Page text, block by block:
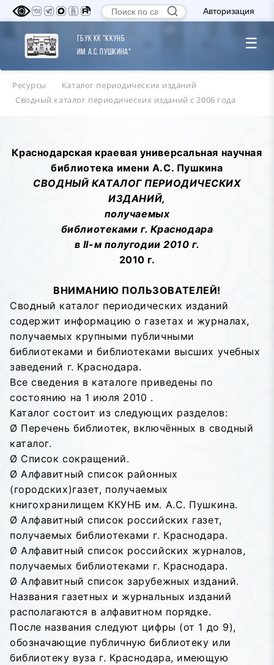
Авторизация
ГБУК КК "ККУНБ
им. А.С. Пушкина"
☰
Ресурсы
Каталог периодических изданий
Сводный каталог периодических изданий с 2006 года
Краснодарская краевая универсальная научная
библиотека имени А.С. Пушкина
СВОДНЫЙ КАТАЛОГ ПЕРИОДИЧЕСКИХ
ИЗДАНИЙ,
получаемых
библиотеками г. Краснодара
в II-м полугодии 2010 г.
2010 г.
ВНИМАНИЮ ПОЛЬЗОВАТЕЛЕЙ!
Сводный каталог периодических изданий
содержит информацию о газетах и журналах,
получаемых крупными публичными
библиотеками и библиотеками высших учебных
заведений г. Краснодара.
Все сведения в каталоге приведены по
состоянию на 1 июля 2010 .
Каталог состоит из следующих разделов:
Ø Перечень библиотек, включённых в сводный
каталог.
Ø Список сокращений.
Ø Алфавитный список районных
(городских)газет, получаемых
книгохранилищем ККУНБ им. А.С. Пушкина.
Ø Алфавитный список российских газет,
получаемых библиотеками г. Краснодара.
Ø Алфавитный список российских журналов,
получаемых библиотеками г. Краснодара.
Ø Алфавитный список зарубежных изданий.
Названия газетных и журнальных изданий
располагаются в алфавитном порядке.
После названия следуют цифры (от 1 до 9),
обозначающие публичную библиотеку или
библиотеку вуза г. Краснодара, имеющую